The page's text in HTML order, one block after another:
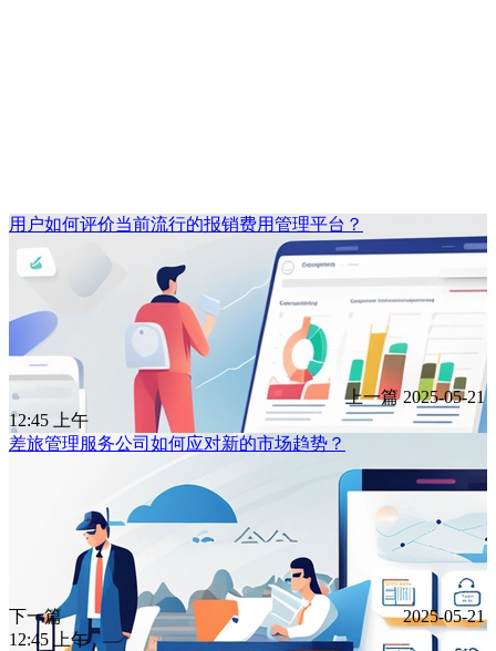
用户如何评价当前流行的报销费用管理平台？
上一篇 2025-05-21
12:45 上午
差旅管理服务公司如何应对新的市场趋势？
下一篇
2025-05-21
12:45 上午